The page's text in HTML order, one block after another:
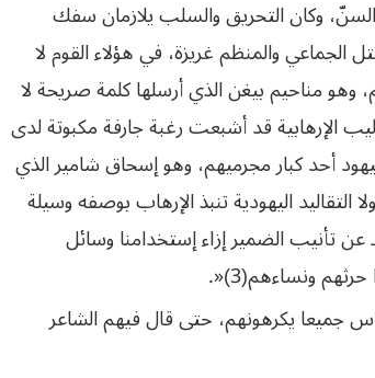
وكان التحريق والسلب يلازمان سفك
الجماعي والمنظم غريزة، في هؤلاء القوم لا
مناحيم بيغن الذي أرسلها كلمة صريحة لا
الإرهابية قد أشبعت رغبة جارفة مكبوتة لدى
اليهود أحد كبار مجرميهم، وهو إسحاق شامير الذي
اليهودية تنبذ الإرهاببوصفهوسيلة
ـعنتأنيبالضميرإزاءإستخدامناوسائل
حرثهمونساءهم(
3
)«.
جميعايكرهونهم، حتىقالفيهمالشاعر